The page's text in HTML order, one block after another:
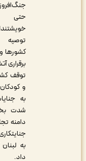
جنگ‌افروزی بود و
حتی برغم
خویشتنداری ما به
توصیه برخی
کشورها و به امید
برقراری آتش‌بس و
توقف کشتار زنان
و کودکان بی‌گناه،
به جنایات خود
شدت بخشید و
دامنه تجاوزگری و
جنایتکاری خود را
به لبنان گسترش